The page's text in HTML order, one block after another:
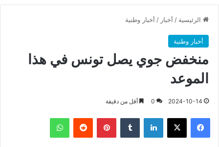
الرئيسية / أخبار / أخبار وطنية
أخبار وطنية
منخفض جوي يصل تونس في هذا
الموعد
2024-10-14
0 أقل من دقيقة
فيسبوك X لينكدإن بينتيريست واتساب